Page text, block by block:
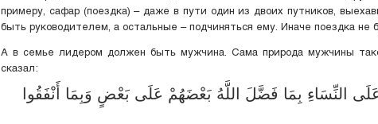
примеру, сафар (поездка) – даже в пути один из двоих путников,
быть руководителем, а остальные – подчиняться ему. Иначе поездка не
А в семье лидером должен быть мужчина. Сама природа мужчины
сказал:
النِّسَاءِ بِمَا فَضَّلَ اللَّهُ بَعْضَهُمْ عَلَى بَعْضٍ وَبِمَا أَنْفَقُوا